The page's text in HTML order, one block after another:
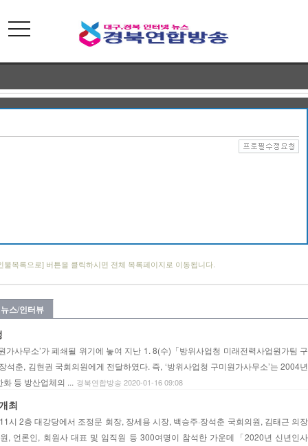
toggle
navigation
목록으로] 버튼을 클릭하시면 전체 목록페이지로 이동됩니다.
뉴스/인터뷰
가사무소’가 폐쇄될 위기에 놓여 지난 1. 8(수)「방위사업청 미래전력사업원가팀 구
춘, 김현권 국회의원에게 전달하였다. 즉, ‘방위사업청 구미원가사무소’는 2004년
등 방산업체의 ... 경북연합방송 2020-01-16 09:08
최
시 2층 대강당에서 조정문 회장, 장세용 시장, 백승주·장석춘 국회의원, 김태근 의장
, 언론인, 회원사 대표 및 임직원 등 300여명이 참석한 가운데「2020년 신년인사